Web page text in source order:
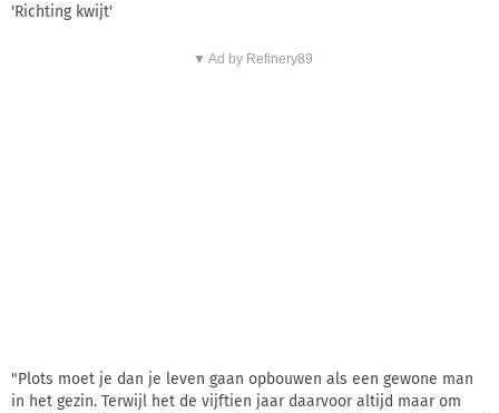
'Richting kwijt'
▼ Ad by Refinery89
"Plots moet je dan je leven gaan opbouwen als een gewone man
in het gezin. Terwijl het de vijftien jaar daarvoor altijd maar om